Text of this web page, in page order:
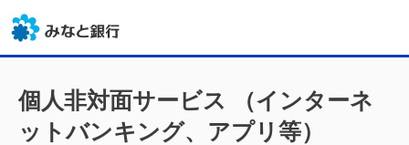
個人非対面サービス （インターネ
ットバンキング、アプリ等）